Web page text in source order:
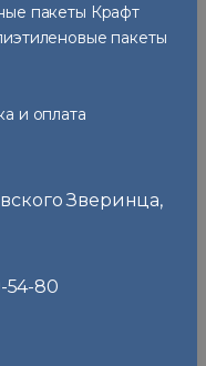
пакеты Крафт
пакеты
и оплата
Зверинца,
54-80